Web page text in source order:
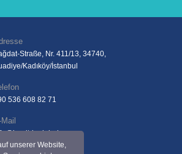
unserer Website,
Straße, Nr. 411/13, 34740,
Kadıköy/İstanbul
536 608 82 71